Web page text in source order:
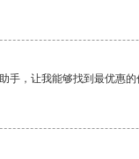
手，让我能够找到最优惠的